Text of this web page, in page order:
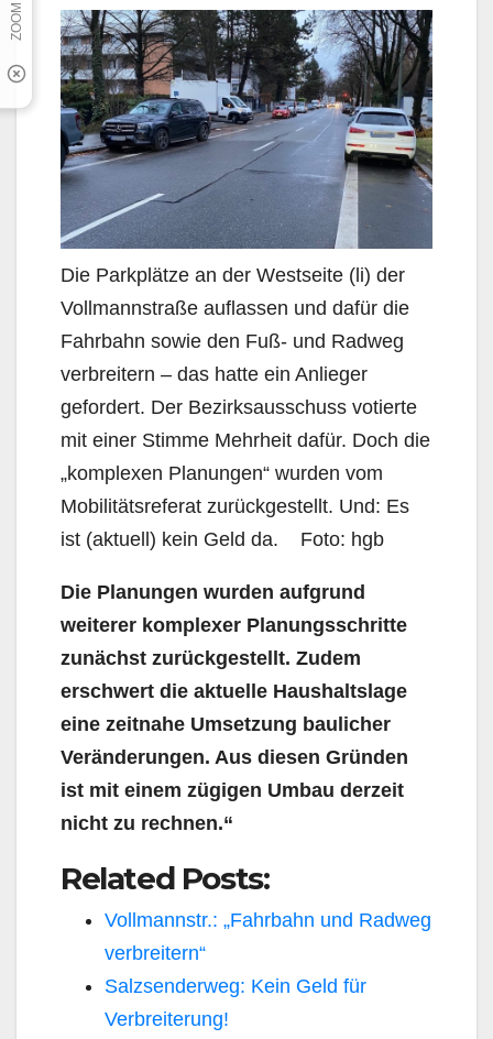
Die Parkplätze an der Westseite (li) der
Vollmannstraße auflassen und dafür die
Fahrbahn sowie den Fuß- und Radweg
verbreitern – das hatte ein Anlieger
gefordert. Der Bezirksausschuss votierte
mit einer Stimme Mehrheit dafür. Doch die
„komplexen Planungen“ wurden vom
Mobilitätsreferat zurückgestellt. Und: Es
ist (aktuell) kein Geld da. Foto: hgb
Die Planungen wurden aufgrund
weiterer komplexer Planungsschritte
zunächst zurückgestellt. Zudem
erschwert die aktuelle Haushaltslage
eine zeitnahe Umsetzung baulicher
Veränderungen. Aus diesen Gründen
ist mit einem zügigen Umbau derzeit
nicht zu rechnen.“
Related Posts:
Vollmannstr.: „Fahrbahn und Radweg
verbreitern“
Salzsenderweg: Kein Geld für
Verbreiterung!